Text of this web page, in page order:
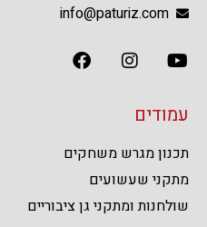
info@paturiz.com
עמודים
תכנון מגרש משחקים
מתקני שעשועים
שולחנות ומתקני גן ציבוריים